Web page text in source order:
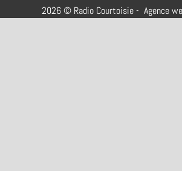
2026 © Radio Courtoisie - Agence